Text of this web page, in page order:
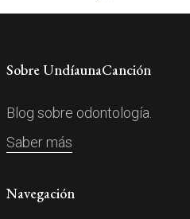
Sobre UndíaunaCanción
Blog sobre odontología.
Saber más
Navegación